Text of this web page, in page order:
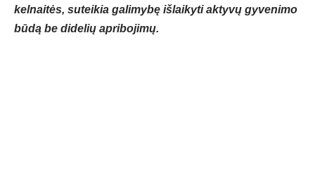
kelnaitės, suteikia galimybę išlaikyti aktyvų gyvenimo
būdą be didelių apribojimų.